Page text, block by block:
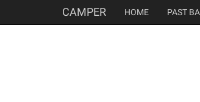
CAMPER HOME PAST